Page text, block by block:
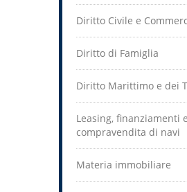
Diritto Civile e
Diritto di Famiglia
Diritto Marittimo e dei
Leasing, finanziamenti e
compravendita di navi
Materia immobiliare